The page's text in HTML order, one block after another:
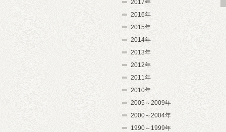
2017年
2016年
2015年
2014年
2013年
2012年
2011年
2010年
2005～2009年
2000～2004年
1990～1999年